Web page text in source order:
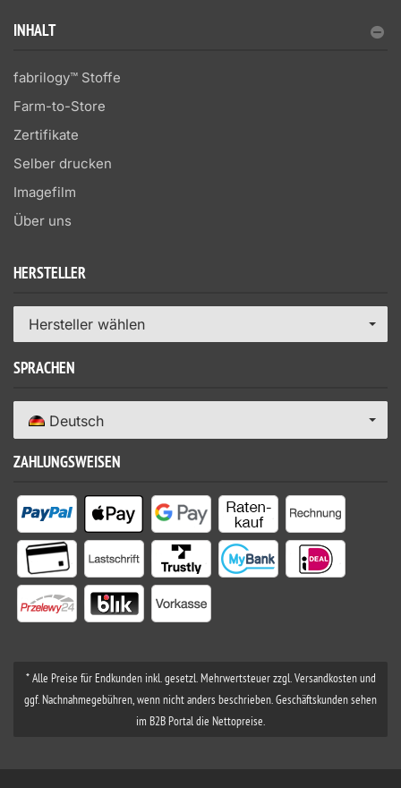
INHALT
fabrilogy™ Stoffe
Farm-to-Store
Zertifikate
Selber drucken
Imagefilm
Über uns
HERSTELLER
Hersteller wählen
SPRACHEN
Deutsch
ZAHLUNGSWEISEN
* Alle Preise für Endkunden inkl. gesetzl. Mehrwertsteuer zzgl. Versandkosten und
ggf. Nachnahmegebühren, wenn nicht anders beschrieben. Geschäftskunden sehen
im B2B Portal die Nettopreise.